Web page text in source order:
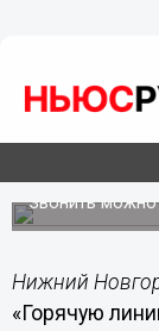
«Горячую
Звонить можно
Нижний
«Горячую